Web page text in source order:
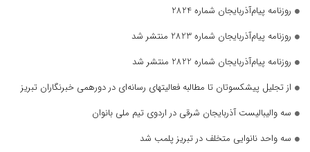
روزنامه پیام‌آذربایجان شماره 2824
روزنامه پیام‌آذربایجان شماره 2823 منتشر شد
روزنامه پیام‌آذربایجان شماره 2822 منتشر شد
از تجلیل پیشکسوتان تا مطالبه فعالیتهای رسانه‌ای در دورهمی خبرنگاران تبریز
سه والیبالیست آذربایجان‌ شرقی در اردوی تیم ملی بانوان
سه واحد نانوایی متخلف در تبریز پلمب شد